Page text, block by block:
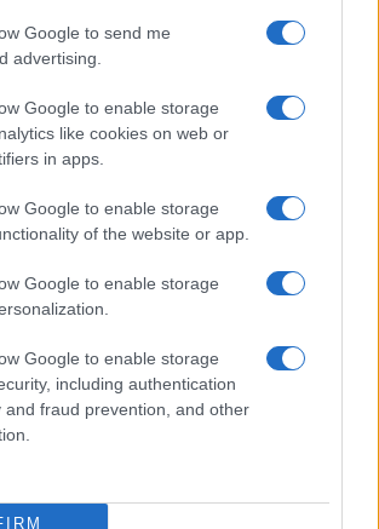
Google to send me
advertising.
Google to enable storage
like cookies on web or
in apps.
Google to enable storage
of the website or app.
Google to enable storage
Google to enable storage
including authentication
and fraud prevention, and other
ha rilievo è vedere se la congettura
quando nacque) resiste a
Io non sono un
sono chimico-fisico e conosco lo
in infrarosso della CO2
apprendere che la CO2, con
d’assorbimento in
anche lo spettro
in infrarosso dell’acqua, la quale
dei gas-serra. Con questo